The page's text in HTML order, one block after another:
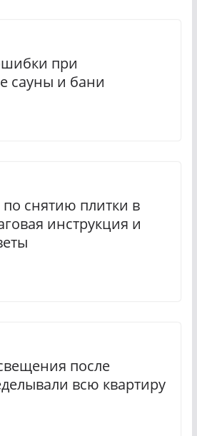
при
сауны и бани
по снятию плитки в
инструкция и
после
всю квартиру